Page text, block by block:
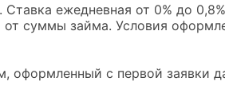
ежедневная от 0% до
от суммы займа. Условия
оформленный с первой заявки